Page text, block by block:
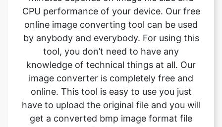
tool, you don’t need to have any
knowledge of technical things at all. Our
image converter is completely free and
online. This tool is easy to use you just
have to upload the original file and you will
get a converted bmp image format file
instantly.